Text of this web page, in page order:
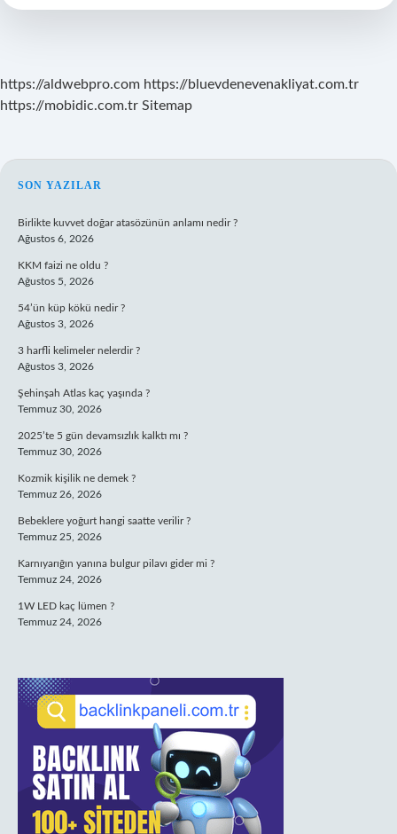
https://aldwebpro.com https://bluevdenevenakliyat.com.tr
https://mobidic.com.tr Sitemap
SIDEBAR
SON YAZILAR
Birlikte kuvvet doğar atasözünün anlamı nedir ?
Ağustos 6, 2026
KKM faizi ne oldu ?
Ağustos 5, 2026
54’ün küp kökü nedir ?
Ağustos 3, 2026
3 harfli kelimeler nelerdir ?
Ağustos 3, 2026
Şehinşah Atlas kaç yaşında ?
Temmuz 30, 2026
2025’te 5 gün devamsızlık kalktı mı ?
Temmuz 30, 2026
Kozmik kişilik ne demek ?
Temmuz 26, 2026
Bebeklere yoğurt hangi saatte verilir ?
Temmuz 25, 2026
Karnıyarığın yanına bulgur pilavı gider mi ?
Temmuz 24, 2026
1W LED kaç lümen ?
Temmuz 24, 2026